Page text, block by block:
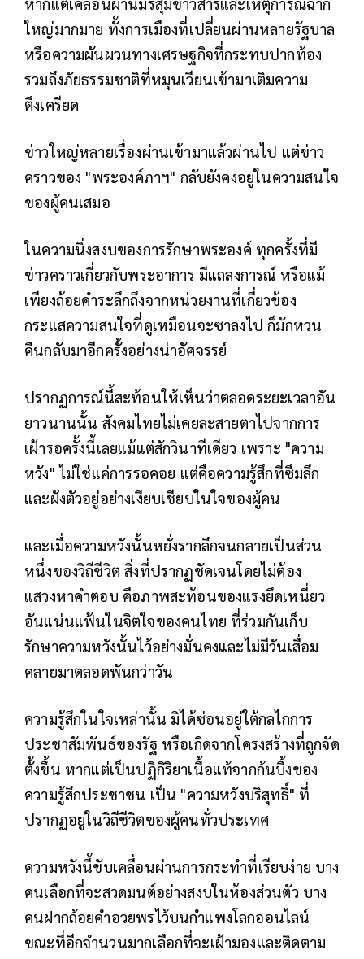
ใหญ่มากมาย ทั้งการเมืองที่เปลี่ยนผ่านหลายรัฐบาล
หรือความผันผวนทางเศรษฐกิจที่กระทบปากท้อง
รวมถึงภัยธรรมชาติที่หมุนเวียนเข้ามาเติมความ
ตึงเครียด
ข่าวใหญ่หลายเรื่องผ่านเข้ามาแล้วผ่านไป แต่ข่าว
คราวของ "พระองค์ภาฯ" กลับยังคงอยู่ในความสนใจ
ของผู้คนเสมอ
ในความนิ่งสงบของการรักษาพระองค์ ทุกครั้งที่มี
ข่าวคราวเกี่ยวกับพระอาการ มีแถลงการณ์ หรือแม้
เพียงถ้อยคำระลึกถึงจากหน่วยงานที่เกี่ยวข้อง
กระแสความสนใจที่ดูเหมือนจะซาลงไป ก็มักหวน
คืนกลับมาอีกครั้งอย่างน่าอัศจรรย์
ปรากฏการณ์นี้สะท้อนให้เห็นว่าตลอดระยะเวลาอัน
ยาวนานนั้น สังคมไทยไม่เคยละสายตาไปจากการ
เฝ้ารอครั้งนี้เลยแม้แต่สักวินาทีเดียว เพราะ "ความ
หวัง" ไม่ใช่แค่การรอคอย แต่คือความรู้สึกที่ซึมลึก
และฝังตัวอยู่อย่างเงียบเชียบในใจของผู้คน
และเมื่อความหวังนั้นหยั่งรากลึกจนกลายเป็นส่วน
หนึ่งของวิถีชีวิต สิ่งที่ปรากฏชัดเจนโดยไม่ต้อง
แสวงหาคำตอบ คือภาพสะท้อนของแรงยึดเหนี่ยว
อันแน่นแฟ้นในจิตใจของคนไทย ที่ร่วมกันเก็บ
รักษาความหวังนั้นไว้อย่างมั่นคงและไม่มีวันเสื่อม
คลายมาตลอดพันกว่าวัน
ความรู้สึกในใจเหล่านั้น มิได้ซ่อนอยู่ใต้กลไกการ
ประชาสัมพันธ์ของรัฐ หรือเกิดจากโครงสร้างที่ถูกจัด
ตั้งขึ้น หากแต่เป็นปฏิกิริยาเนื้อแท้จากก้นบึ้งของ
ความรู้สึกประชาชน เป็น "ความหวังบริสุทธิ์" ที่
ปรากฏอยู่ในวิถีชีวิตของผู้คนทั่วประเทศ
ความหวังนี้ขับเคลื่อนผ่านการกระทำที่เรียบง่าย บาง
คนเลือกที่จะสวดมนต์อย่างสงบในห้องส่วนตัว บาง
คนฝากถ้อยคำอวยพรไว้บนกำแพงโลกออนไลน์
ขณะที่อีกจำนวนมากเลือกที่จะเฝ้ามองและติดตาม